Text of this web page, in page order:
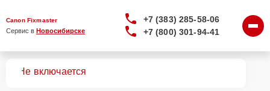
Canon Fixmaster
Сервис в Новосибирске
+7 (383) 285-58-06
+7 (800) 301-94-41
Не включается